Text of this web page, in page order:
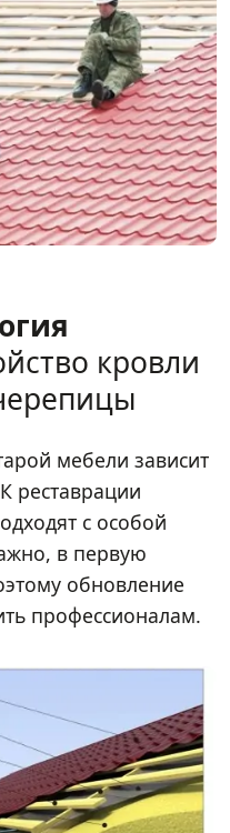
кровли
мебели зависит
реставрации
с особой
в первую
обновление
профессионалам.